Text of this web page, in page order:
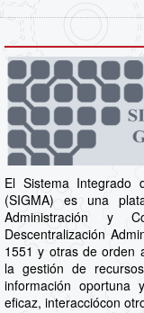
El Sistema Integrado
(SIGMA) es una
Administración y
Descentralización
1551 y otras de orden
la gestión de
información oportuna
eficaz, interacciócon